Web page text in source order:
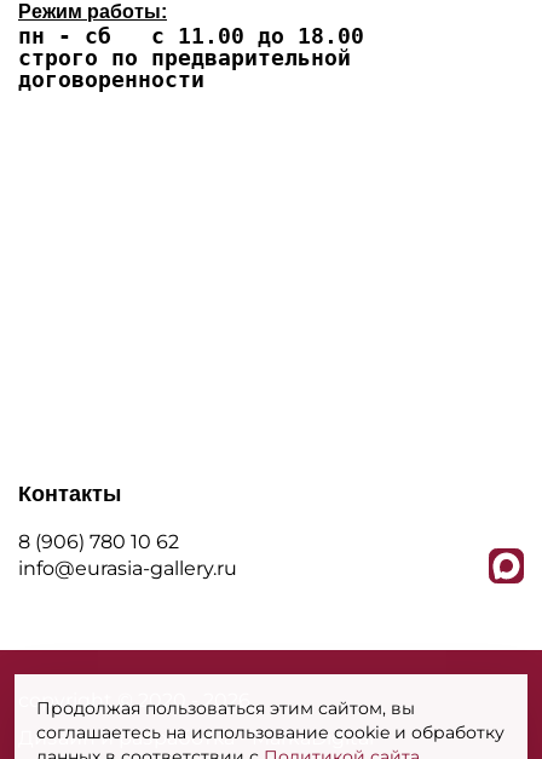
Режим работы:
пн - сб с 11.00 до 18.00
строго по предварительной
договоренности
Контакты
8 (906) 780 10 62
info@eurasia-gallery.ru
сopyright © 2020 - 2026
Дизайн и разработка - MarkaDigital
Продолжая пользоваться этим сайтом, вы
соглашаетесь на использование cookie и обработку